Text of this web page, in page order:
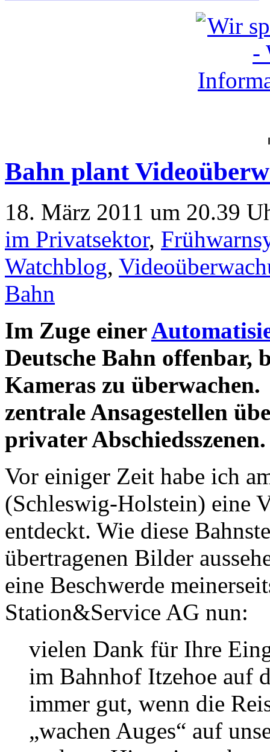
Bahn plant
18. März 2011 um 20.39
im Privatsektor,
Watchblog,
Bahn
Im Zuge einer
Deutsche Bahn offenbar,
Kameras zu
zentrale Ansagestellen
privater Abschiedsszenen.
Vor einiger Zeit habe ich
(Schleswig-Holstein) eine
entdeckt. Wie diese
übertragenen Bilder
eine Beschwerde
Station&Service AG nun:
vielen Dank für Ihre
im Bahnhof Itzehoe auf
immer gut, wenn die
„wachen Auges“ auf